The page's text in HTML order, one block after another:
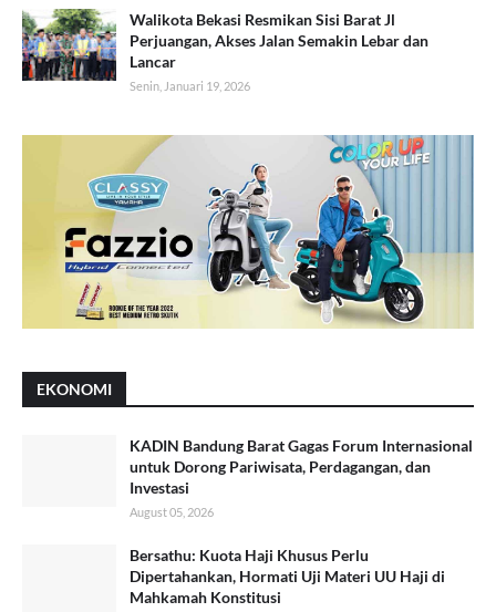
Walikota Bekasi Resmikan Sisi Barat Jl
Perjuangan, Akses Jalan Semakin Lebar dan
Lancar
Senin, Januari 19, 2026
EKONOMI
KADIN Bandung Barat Gagas Forum Internasional
untuk Dorong Pariwisata, Perdagangan, dan
Investasi
August 05, 2026
Bersathu: Kuota Haji Khusus Perlu
Dipertahankan, Hormati Uji Materi UU Haji di
Mahkamah Konstitusi